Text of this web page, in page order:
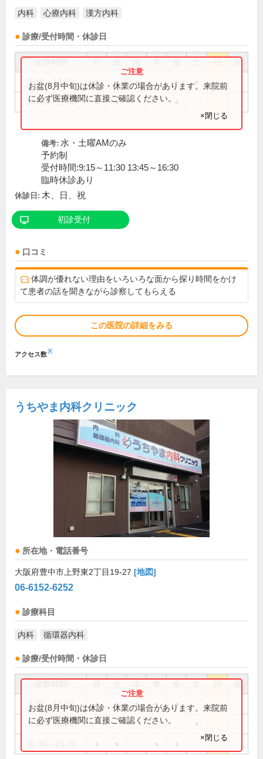
内科 心療内科 漢方内科
診療/受付時間・休診日
祝
9:30～12:00 ● ● ● ●
14:00～17:00 ● ●
お盆(8月中旬)は休診・休業の場合があります。来院前
に必ず医療機関に直接ご確認ください。
×閉じる
備考: 水・土曜AMのみ
予約制
受付時間:9:15～11:30 13:45～16:30
臨時休診あり
休診日: 木、日、祝
初診受付
口コミ
体調が優れない理由をいろいろな面から探り時間をかけ
て患者の話を聞きながら診察してもらえる
この医院の詳細をみる
アクセス数※
うちやま内科クリニック
所在地・電話番号
大阪府豊中市上野東2丁目19-27 [地図]
06-6152-6252
診療科目
内科 循環器内科
診療/受付時間・休診日
祝
8:30～12:00 ● ● ● ● ●
8:30～13:00
お盆(8月中旬)は休診・休業の場合があります。来院前
に必ず医療機関に直接ご確認ください。
×閉じる